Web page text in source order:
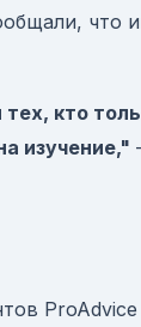
кто
изучение,"